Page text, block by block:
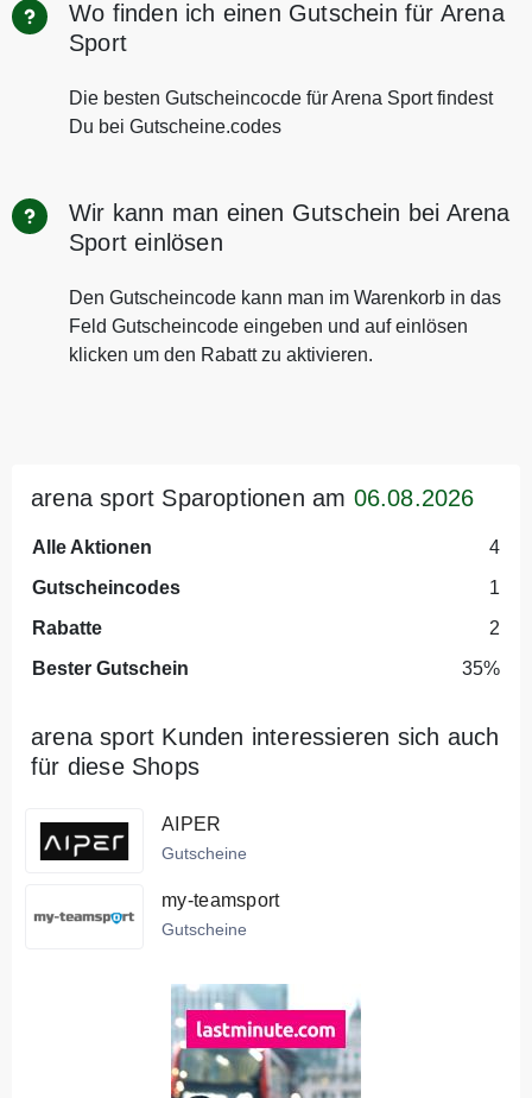
Wo finden ich einen Gutschein für Arena
Sport
Die besten Gutscheincocde für Arena Sport findest
Du bei Gutscheine.codes
Wir kann man einen Gutschein bei Arena
Sport einlösen
Den Gutscheincode kann man im Warenkorb in das
Feld Gutscheincode eingeben und auf einlösen
klicken um den Rabatt zu aktivieren.
arena sport Sparoptionen am 06.08.2026
Alle Aktionen
4
Gutscheincodes
1
Rabatte
2
Bester Gutschein
35%
arena sport Kunden interessieren sich auch
für diese Shops
AIPER
Gutscheine
my-teamsport
Gutscheine